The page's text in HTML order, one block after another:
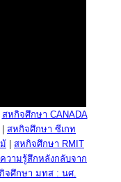
สหกิจศึกษา CANADA
สหกิจศึกษา ซีเกท
สหกิจศึกษา RMIT
ามรู้สึกหลังกลับจาก
จศึกษา มทส : นศ.